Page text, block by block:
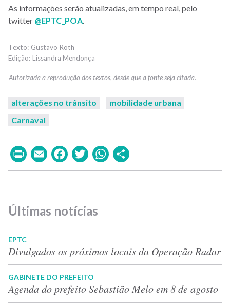
As informações serão atualizadas, em tempo real, pelo
twitter @EPTC_POA.
Gustavo Roth
Lissandra Mendonça
alterações no trânsito
mobilidade urbana
Carnaval
PrintEmailFacebook
TwitterWhatsApp
Últimas notícias
EPTC
Divulgados os próximos locais da Operação Radar
GABINETE DO PREFEITO
Agenda do prefeito Sebastião Melo em 8 de agosto